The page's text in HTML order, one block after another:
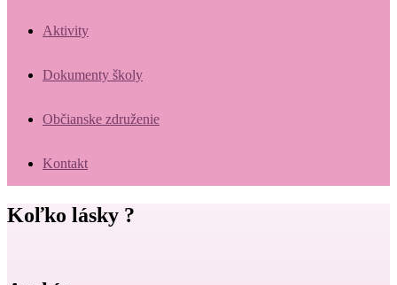
Aktivity
Dokumenty školy
Občianske združenie
Kontakt
Koľko lásky ?